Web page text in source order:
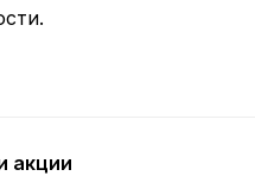
акции